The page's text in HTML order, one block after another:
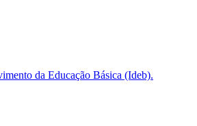
da Educação Básica (Ideb).